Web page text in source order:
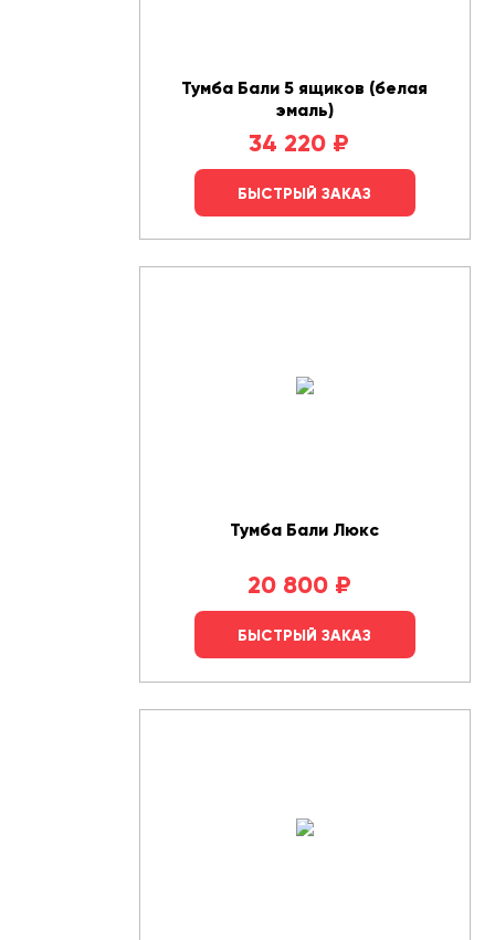
Тумба Бали 5 ящиков (белая
эмаль)
34 220 ₽
БЫСТРЫЙ ЗАКАЗ
Тумба Бали Люкс
20 800 ₽
БЫСТРЫЙ ЗАКАЗ